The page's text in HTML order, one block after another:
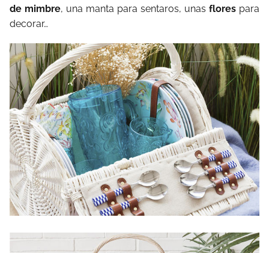
de mimbre, una manta para sentaros, unas flores para
decorar…